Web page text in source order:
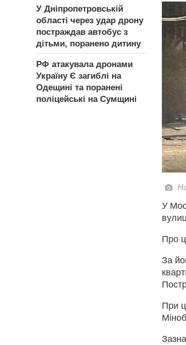
У Дніпропетровській
області через удар дрону
постраждав автобус з
дітьми, поранено дитину
РФ атакувала дронами
Україну Є загиблі на
Одещині та поранені
поліцейські на Сумщині
У
Про
За
При